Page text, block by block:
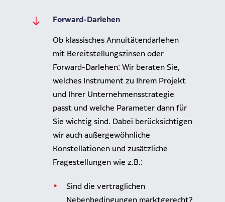
Forward-Darlehen
Ob klassisches Annuitätendarlehen
mit Bereitstellungszinsen oder
Forward-Darlehen: Wir beraten Sie,
welches Instrument zu Ihrem Projekt
und Ihrer Unternehmensstrategie
passt und welche Parameter dann für
Sie wichtig sind. Dabei berücksichtigen
wir auch außergewöhnliche
Konstellationen und zusätzliche
Fragestellungen wie z.B.:
Sind die vertraglichen
Nebenbedingungen marktgerecht?